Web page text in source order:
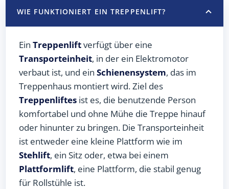
WIE FUNKTIONIERT EIN TREPPENLIFT?
Ein Treppenliftverfügt über eine
Transporteinheit, in der ein Elektromotor
verbaut ist, und ein Schienensystem, das im
Treppenhaus montiert wird. Ziel des
Treppenliftes ist es, die benutzende Person
komfortabel und ohne Mühe die Treppe hinauf
oder hinunter zu bringen. Die Transporteinheit
ist entweder eine kleine Plattform wie im
Stehlift, ein Sitz oder, etwa bei einem
Plattformlift, eine Plattform, die stabil genug
für Rollstühle ist.